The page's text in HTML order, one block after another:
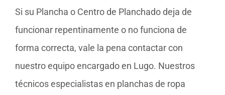
Si su Plancha o Centro de Planchado deja de
funcionar repentinamente o no funciona de
forma correcta, vale la pena contactar con
nuestro equipo encargado en Lugo. Nuestros
técnicos especialistas en planchas de ropa